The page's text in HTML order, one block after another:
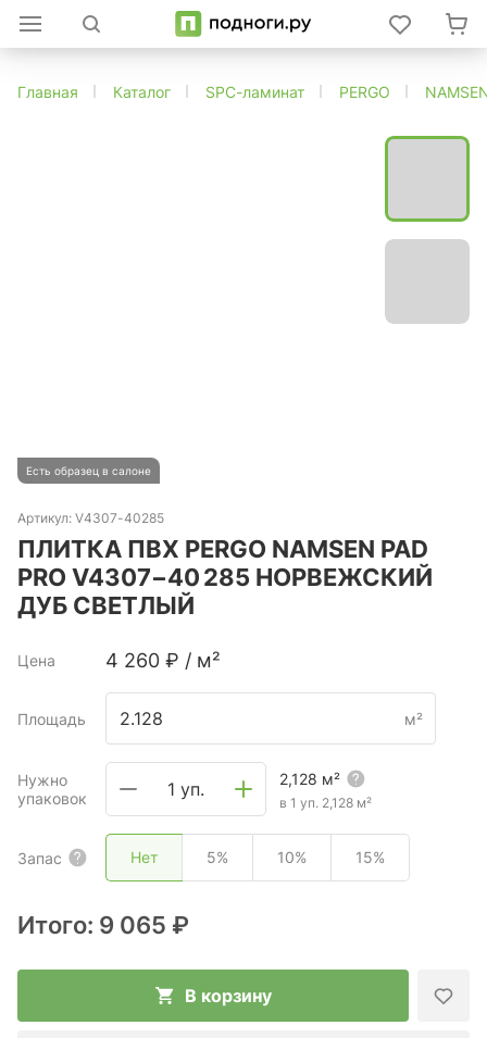
Главная Каталог SPC-ламинат PERGO
Есть образец в салоне
Артикул: V4307-40285
ПЛИТКА ПВХ PERGO NAMSEN PAD
PRO V4307−40 285 НОРВЕЖСКИЙ
ДУБ СВЕТЛЫЙ
Цена 4 260 ₽ / м²
Площадь м²
Нужно
упаковок
1 уп. 2,128 м²
в 1 уп. 2,128 м²
Запас Нет 5% 10% 15%
Итого: 9 065 ₽
В корзину